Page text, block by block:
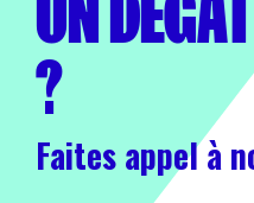
UN DÉGÂT
?
Faites appel à